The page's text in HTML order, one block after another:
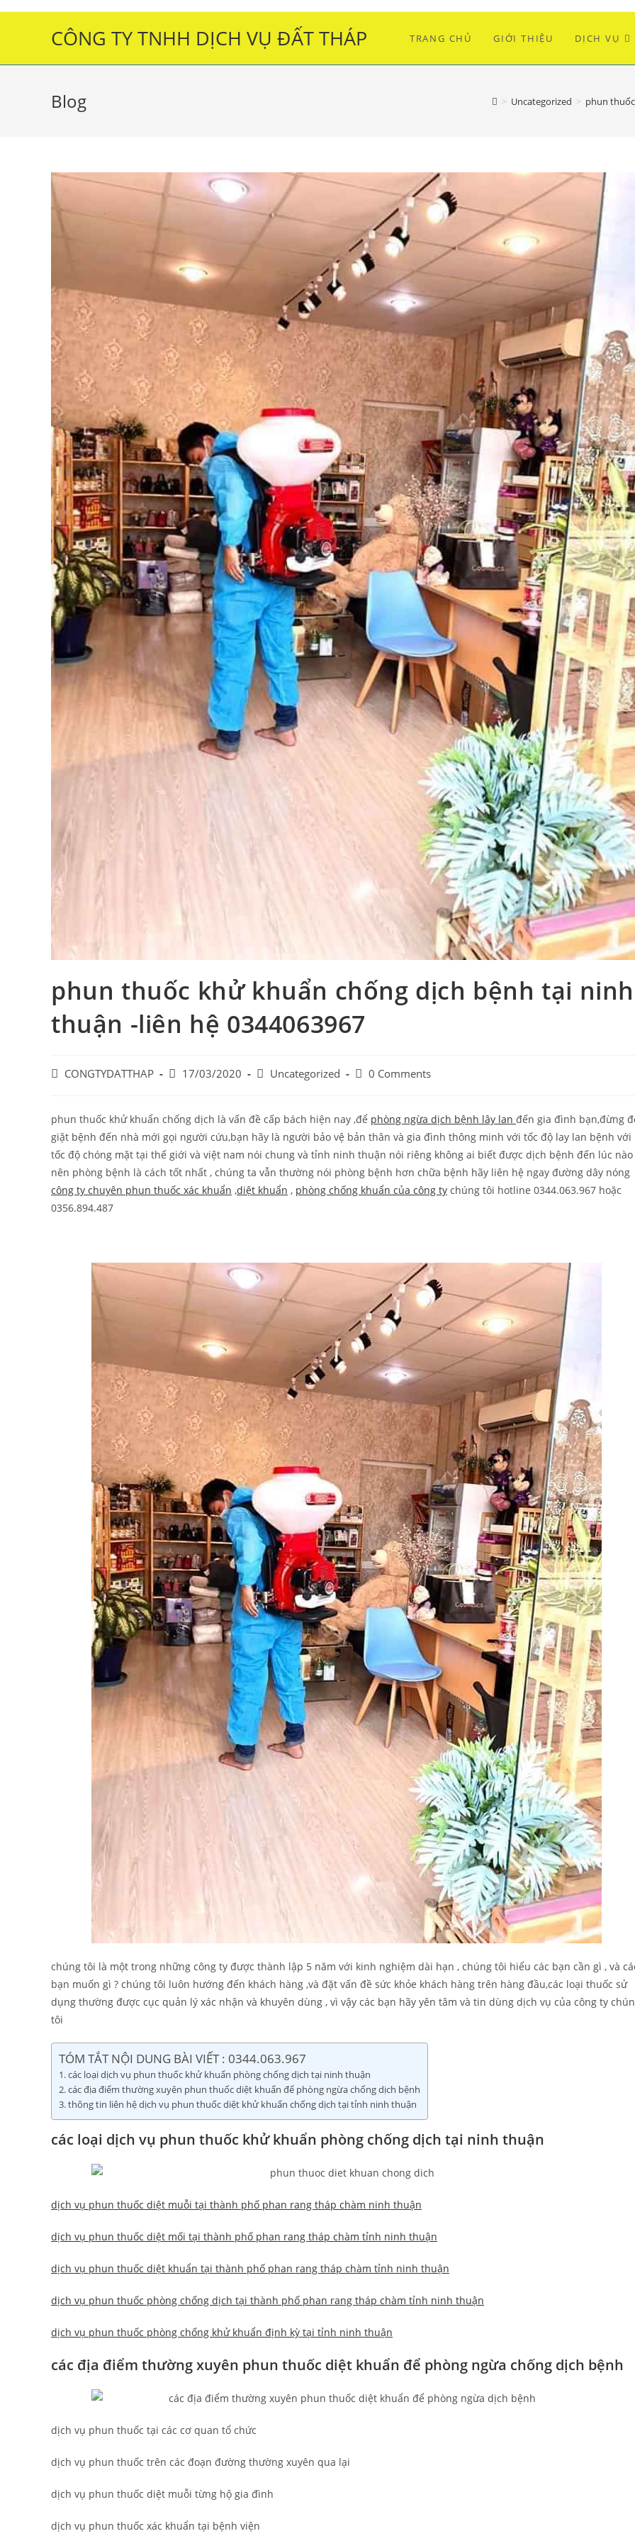
CÔNG TY TNHH DỊCH VỤ ĐẤT THÁP TRANG CHỦ GIỚI THIỆU DỊCH VỤ
Blog > Uncategorized > phun
phun thuốc khử khuẩn chống dịch bệnh tại ninh
thuận -liên hệ 0344063967
PostCONGTYDATTHAP
Post17/03/2020
PostUncategorized
Post0 Comments
phun thuốc khử khuẩn chống dịch là vấn đề cấp bách hiện nay ,để phòng ngừa dịch bệnh lây lan đến gia đình bạn,đừng
giặt bệnh đến nhà mới gọi người cứu,bạn hãy là người bảo vệ bản thân và gia đình thông minh với tốc độ lay lan bệnh với
tốc độ chóng mặt tại thế giới và việt nam nói chung và tỉnh ninh thuận nói riêng không ai biết được dịch bệnh đến lúc nào
nên phòng bệnh là cách tốt nhất , chúng ta vẫn thường nói phòng bệnh hơn chữa bệnh hãy liên hệ ngay đường dây nóng
công ty chuyên phun thuốc xác khuẩn ,diệt khuẩn , phòng chống khuẩn của công ty chúng tôi hotline 0344.063.967 hoặc
0356.894.487
chúng tôi là một trong những công ty được thành lập 5 năm với kinh nghiệm dài hạn , chúng tôi hiểu các bạn cần gì , và
bạn muốn gì ? chúng tôi luôn hướng đến khách hàng ,và đặt vấn đề sức khỏe khách hàng trên hàng đầu,các loại thuốc sử
dụng thường được cục quản lý xác nhận và khuyên dùng , vì vậy các bạn hãy yên tâm và tin dùng dịch vụ của công ty
tôi
TÓM TẮT NỘI DUNG BÀI VIẾT : 0344.063.967
các loại dịch vụ phun thuốc khử khuẩn phòng chống dịch tại ninh thuận
các địa điểm thường xuyên phun thuốc diệt khuẩn để phòng ngừa chống dịch bệnh
thông tin liên hệ dịch vụ phun thuốc diệt khử khuẩn chống dịch tại tỉnh ninh thuận
các loại dịch vụ phun thuốc khử khuẩn phòng chống dịch tại ninh thuận
dịch vụ phun thuốc diệt muỗi tại thành phố phan rang tháp chàm ninh thuận
dịch vụ phun thuốc diệt mối tại thành phố phan rang tháp chàm tỉnh ninh thuận
dịch vụ phun thuốc diệt khuẩn tại thành phố phan rang tháp chàm tỉnh ninh thuận
dịch vụ phun thuốc phòng chống dịch tại thành phố phan rang tháp chàm tỉnh ninh thuận
dịch vụ phun thuốc phòng chống khử khuẩn định kỳ tại tỉnh ninh thuận
các địa điểm thường xuyên phun thuốc diệt khuẩn để phòng ngừa chống dịch bệnh
dịch vụ phun thuốc tại các cơ quan tổ chức
dịch vụ phun thuốc trên các đoạn đường thường xuyên qua lại
dịch vụ phun thuốc diệt muỗi từng hộ gia đình
dịch vụ phun thuốc xác khuẩn tại bệnh viện